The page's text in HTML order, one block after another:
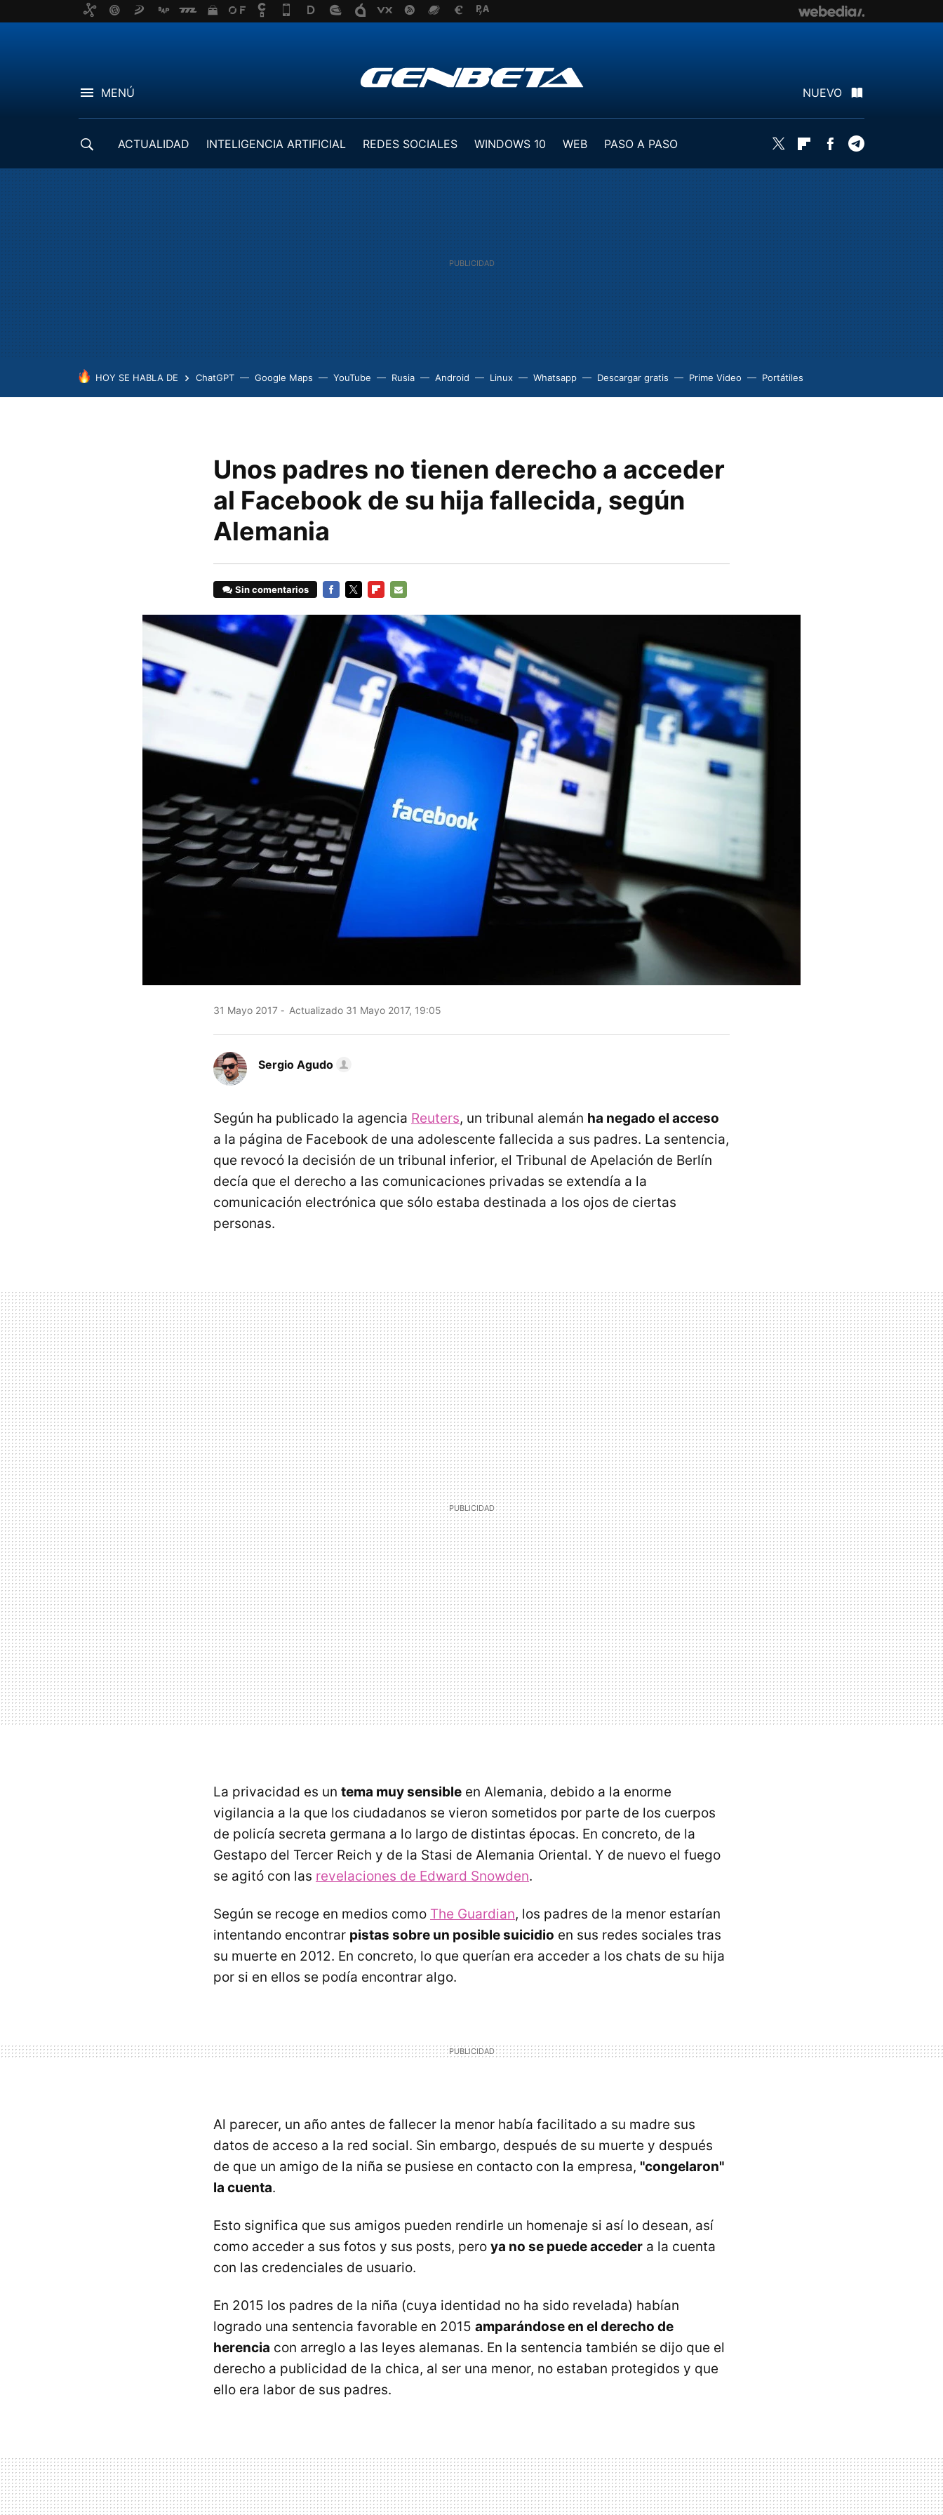
MENÚ NUEVO
ACTUALIDAD INTELIGENCIA ARTIFICIAL REDES SOCIALES WINDOWS 10 WEB
PASO A PASO
Twitter FlipboardFacebook
HOY SE HABLA DE ChatGPT Google Maps YouTube Rusia Android Linux Whatsapp Descargar gratis Prime Video Portátiles
Unos padres no tienen derecho a acceder
al Facebook de su hija fallecida, según
Alemania
Sin comentarios
MAIL
31 Mayo 2017 Actualizado 31 Mayo 2017, 19:05
Sergio Agudo
Según ha publicado la agencia Reuters, un tribunal alemán ha negado el acceso
a la página de Facebook de una adolescente fallecida a sus padres. La sentencia,
que revocó la decisión de un tribunal inferior, el Tribunal de Apelación de Berlín
decía que el derecho a las comunicaciones privadas se extendía a la
comunicación electrónica que sólo estaba destinada a los ojos de ciertas
personas.
La privacidad es un tema muy sensible en Alemania, debido a la enorme
vigilancia a la que los ciudadanos se vieron sometidos por parte de los cuerpos
de policía secreta germana a lo largo de distintas épocas. En concreto, de la
Gestapo del Tercer Reich y de la Stasi de Alemania Oriental. Y de nuevo el fuego
se agitó con las revelaciones de Edward Snowden.
Según se recoge en medios como The Guardian, los padres de la menor estarían
intentando encontrar pistas sobre un posible suicidio en sus redes sociales tras
su muerte en 2012. En concreto, lo que querían era acceder a los chats de su hija
por si en ellos se podía encontrar algo.
Al parecer, un año antes de fallecer la menor había facilitado a su madre sus
datos de acceso a la red social. Sin embargo, después de su muerte y después
de que un amigo de la niña se pusiese en contacto con la empresa, "congelaron"
la cuenta.
Esto significa que sus amigos pueden rendirle un homenaje si así lo desean, así
como acceder a sus fotos y sus posts, pero ya no se puede acceder a la cuenta
con las credenciales de usuario.
En 2015 los padres de la niña (cuya identidad no ha sido revelada) habían
logrado una sentencia favorable en 2015 amparándose en el derecho de
herencia con arreglo a las leyes alemanas. En la sentencia también se dijo que el
derecho a publicidad de la chica, al ser una menor, no estaban protegidos y que
ello era labor de sus padres.